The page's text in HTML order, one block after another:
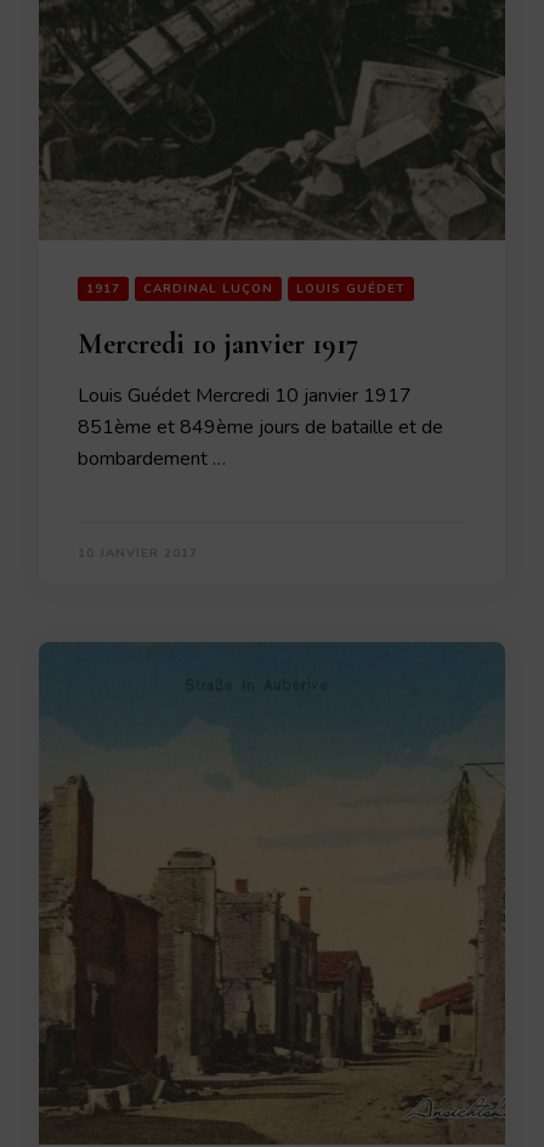
1917 CARDINAL LUÇON LOUIS GUÉDET
Mercredi 10 janvier 1917
Louis Guédet Mercredi 10 janvier 1917
851ème et 849ème jours de bataille et de
bombardement …